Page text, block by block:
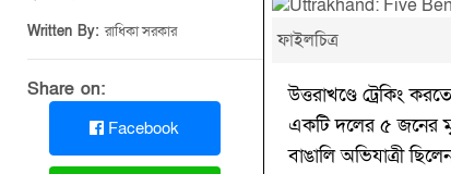
Written By:রাধিকা সরকার
Share on:
Facebook
ফাইলচিত্র
উত্তরাখণ্ডে ট্রেকিং
একটি দলের ৫ জনের
বাঙালি অভিযাত্রী